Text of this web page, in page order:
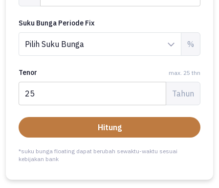
Suku Bunga Periode Fix
%
Tenor max. 25 thn
Tahun
Hitung
*suku bunga floating dapat berubah sewaktu-waktu sesuai
kebijakan bank